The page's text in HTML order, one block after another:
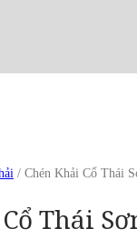
/ Chén Khải Cổ Thái
Thái